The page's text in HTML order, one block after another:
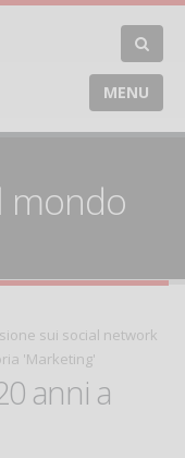
MENU
mondo
sui social network
'Marketing'
anni a